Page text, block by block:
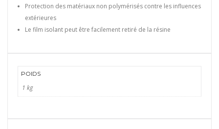
Protection des matériaux non polymérisés contre les influences
extérieures
Le film isolant peut être facilement retiré de la résine
POIDS
1 kg